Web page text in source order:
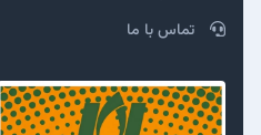
تماس با ما